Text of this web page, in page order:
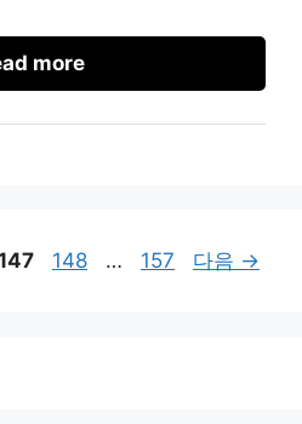
more
페
148 …
페
157 다음 →